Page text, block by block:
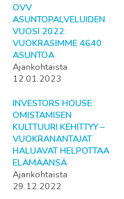
OVV
ASUNTOPALVELUIDEN
VUOSI 2022:
VUOKRASIMME 4640
ASUNTOA
Ajankohtaista
12.01.2023
INVESTORS HOUSE:
OMISTAMISEN
KULTTUURI KEHITTYY –
VUOKRANANTAJAT
HALUAVAT HELPOTTAA
ELÄMÄÄNSÄ
Ajankohtaista
29.12.2022